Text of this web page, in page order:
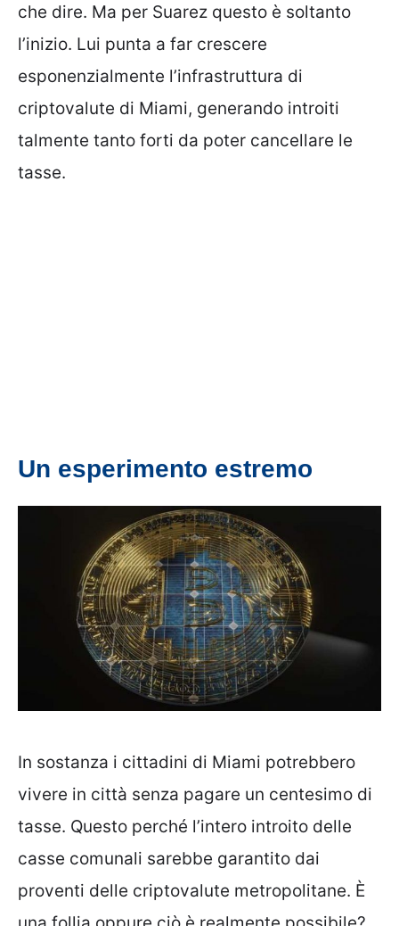
che dire. Ma per Suarez questo è soltanto
l’inizio. Lui punta a far crescere
esponenzialmente l’infrastruttura di
criptovalute di Miami, generando introiti
talmente tanto forti da poter cancellare le
tasse.
Un esperimento estremo
In sostanza i cittadini di Miami potrebbero
vivere in città senza pagare un centesimo di
tasse. Questo perché l’intero introito delle
casse comunali sarebbe garantito dai
proventi delle criptovalute metropolitane. È